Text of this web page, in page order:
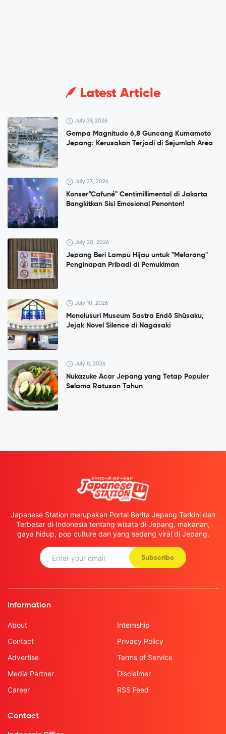
Latest Article
July 29, 2026
Gempa Magnitudo 6,8 Guncang Kumamoto
Jepang: Kerusakan Terjadi di Sejumlah Area
July 23, 2026
Konser”Cafuné" Centimillimental di Jakarta
Bangkitkan Sisi Emosional Penonton!
July 20, 2026
Jepang Beri Lampu Hijau untuk "Melarang"
Penginapan Pribadi di Pemukiman
July 10, 2026
Menelusuri Museum Sastra Endō Shūsaku,
Jejak Novel Silence di Nagasaki
July 8, 2026
Nukazuke Acar Jepang yang Tetap Populer
Selama Ratusan Tahun
Japanese Station merupakan Portal Berita Jepang Terkini dan
Terbesar di Indonesia tentang wisata di Jepang, makanan,
gaya hidup, pop culture dan yang sedang viral di Jepang.
Subscribe
Information
About
Contact
Advertise
Media Partner
Career
Internship
Privacy Policy
Terms of Service
Disclaimer
RSS Feed
Contact